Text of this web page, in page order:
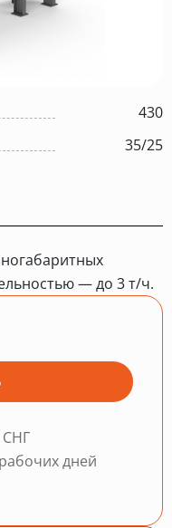
430
35/25
— до 3 т/ч.
СНГ
дней